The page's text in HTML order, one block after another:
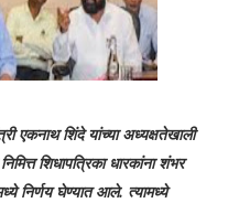
शिंदे यांच्या अध्यक्षतेखाली
शिधापत्रिका धारकांना शंभर
निर्णय घेण्यात आले. त्यामध्ये